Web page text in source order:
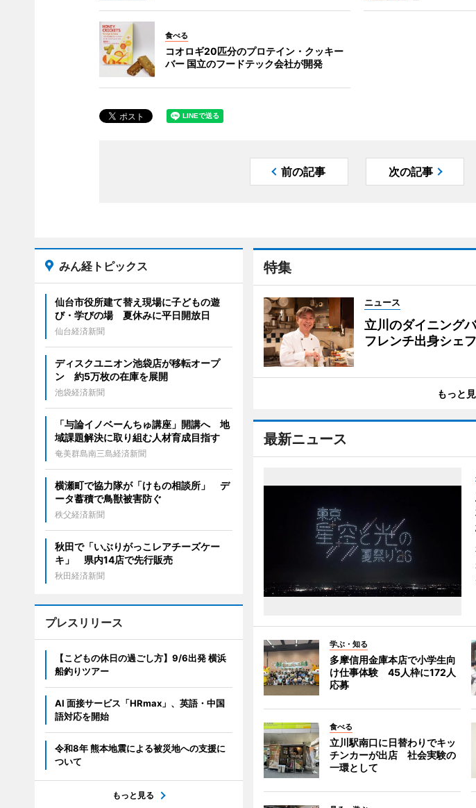
食べる
コオロギ20匹分のプロテイン・クッキー
バー 国立のフードテック会社が開発
前の記事 次の記事
特集
ニュース
立川のダイニング
フレンチ出身シェ
もっと
最新ニュース
学ぶ・知る
多摩信用金庫本店で小学生向
け仕事体験 45人枠に172人
応募
食べる
立川駅南口に日替わりでキッ
チンカーが出店 社会実験の
一環として
みん経トピックス
仙台市役所建て替え現場に子どもの遊
び・学びの場 夏休みに平日開放日
仙台経済新聞
ディスクユニオン池袋店が移転オープ
ン 約5万枚の在庫を展開
池袋経済新聞
「与論イノベーんちゅ講座」開講へ 地
域課題解決に取り組む人材育成目指す
奄美群島南三島経済新聞
横瀬町で協力隊が「けもの相談所」 デ
ータ蓄積で鳥獣被害防ぐ
秩父経済新聞
秋田で「いぶりがっこレアチーズケー
キ」 県内14店で先行販売
秋田経済新聞
プレスリリース
【こどもの休日の過ごし方】9/6出発 横浜
船釣りツアー
AI 面接サービス「HRmax」、英語・中国
語対応を開始
令和8年 熊本地震による被災地への支援に
ついて
もっと見る